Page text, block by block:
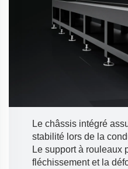
Le châssis intégré
stabilité lors de la
Le support à rouleaux
fléchissement et la